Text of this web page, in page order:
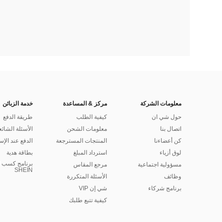
معلومات الشركة
حول شي ان
اتصال بنا
كن أعضاءنا
لوق أزياء
مسؤولية اجتماعية
وظائف
برنامج شركاء
مركز & المساعدة
كيفية الطلب
معلومات الشحن
المنتجات المسترجعة
استرداد المبلغ
مرجع المقاس
الأسئلة المتكررة
شي إن VIP
كيفية تتبع طلبك
خدمة الزبائن
طريقة الدفع
الأسئلة
الدفع عند
بطاقة هدية
برنامج كسب
SHEIN